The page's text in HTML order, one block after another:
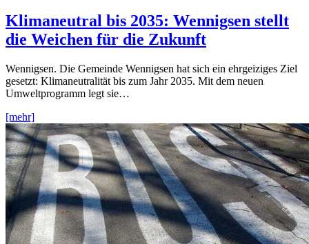
Klimaneutral bis 2035: Wennigsen stellt
die Weichen für die Zukunft
Wennigsen. Die Gemeinde Wennigsen hat sich ein ehrgeiziges Ziel
gesetzt: Klimaneutralität bis zum Jahr 2035. Mit dem neuen
Umweltprogramm legt sie…
[mehr]